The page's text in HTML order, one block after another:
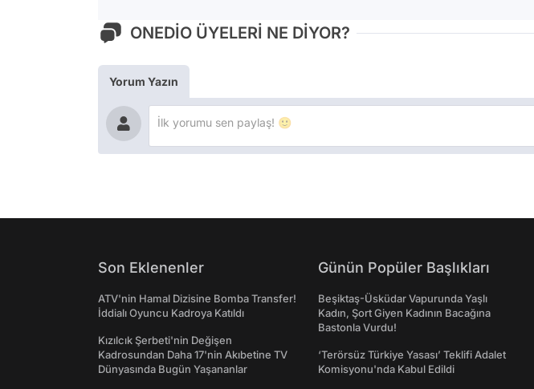
ONEDİO ÜYELERİ NE DİYOR?
Yorum Yazın
Son Eklenenler
ATV'nin Hamal Dizisine Bomba Transfer!
İddialı Oyuncu Kadroya Katıldı
Kızılcık Şerbeti'nin Değişen
Kadrosundan Daha 17'nin Akıbetine TV
Dünyasında Bugün Yaşananlar
Günün Popüler Başlıkları
Beşiktaş-Üsküdar Vapurunda Yaşlı
Kadın, Şort Giyen Kadının Bacağına
Bastonla Vurdu!
‘Terörsüz Türkiye Yasası’ Teklifi Adalet
Komisyonu'nda Kabul Edildi